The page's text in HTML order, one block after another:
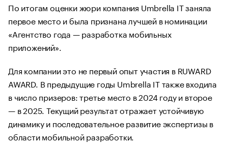
По итогам оценки жюри компания Umbrella IT заняла
первое место и была признана лучшей в номинации
«Агентство года — разработка мобильных
приложений».
Для компании это не первый опыт участия в RUWARD
AWARD. В предыдущие годы Umbrella IT также входила
в число призеров: третье место в 2024 году и второе
— в 2025. Текущий результат отражает устойчивую
динамику и последовательное развитие экспертизы в
области мобильной разработки.